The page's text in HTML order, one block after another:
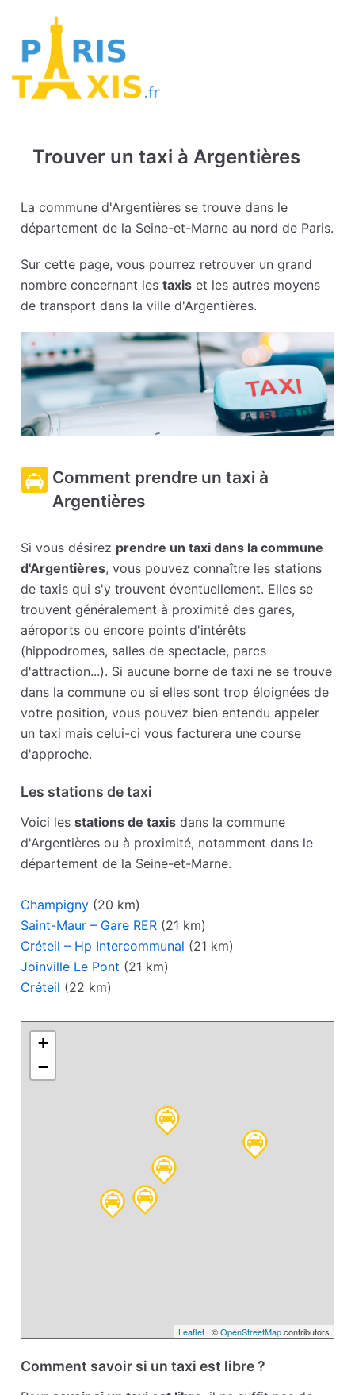
Trouver un taxi à Argentières
La commune d'Argentières se trouve dans le
département de la Seine-et-Marne au nord de Paris.
Sur cette page, vous pourrez retrouver un grand
nombre concernant lestaxis et les autres moyens
de transport dans la ville d'Argentières.
Comment prendre un taxi à
Argentières
Si vous désirez prendre un taxi dans la commune
d'Argentières, vous pouvez connaître les stations
de taxis qui s'y trouvent éventuellement. Elles se
trouvent généralement à proximité des gares,
aéroports ou encore points d'intérêts
(hippodromes, salles de spectacle, parcs
d'attraction...). Si aucune borne de taxi ne se trouve
dans la commune ou si elles sont trop éloignées de
votre position, vous pouvez bien entendu appeler
un taxi mais celui-ci vous facturera une course
d'approche.
Les stations de taxi
Voici lesstations de taxis dans la commune
d'Argentières ou à proximité, notamment dans le
département de la Seine-et-Marne.
Champigny (20 km)
Saint-Maur – Gare RER (21 km)
Créteil – Hp Intercommunal (21 km)
Joinville Le Pont (21 km)
Créteil (22 km)
+
−
Leaflet| ©OpenStreetMapcontributors
Comment savoir si un taxi est libre ?